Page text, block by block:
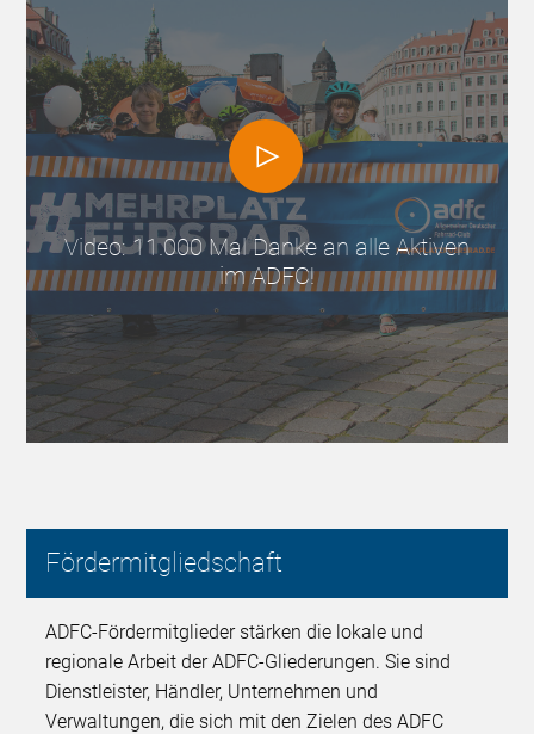
Video: 11.000 Mal Danke an alle Aktiven
im ADFC!
Fördermitgliedschaft
ADFC-Fördermitglieder stärken die lokale und
regionale Arbeit der ADFC-Gliederungen. Sie sind
Dienstleister, Händler, Unternehmen und
Verwaltungen, die sich mit den Zielen des ADFC